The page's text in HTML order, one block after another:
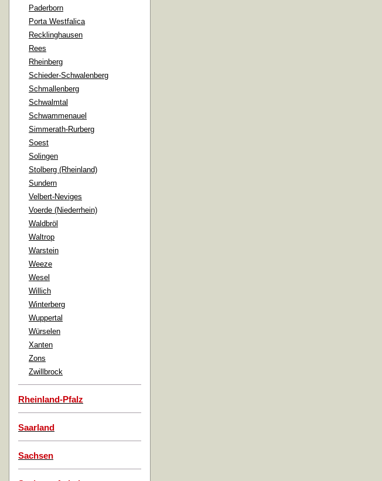
Paderborn
Porta Westfalica
Recklinghausen
Rees
Rheinberg
Schieder-Schwalenberg
Schmallenberg
Schwalmtal
Schwammenauel
Simmerath-Rurberg
Soest
Solingen
Stolberg (Rheinland)
Sundern
Velbert-Neviges
Voerde (Niederrhein)
Waldbröl
Waltrop
Warstein
Weeze
Wesel
Willich
Winterberg
Wuppertal
Würselen
Xanten
Zons
Zwillbrock
Rheinland-Pfalz
Saarland
Sachsen